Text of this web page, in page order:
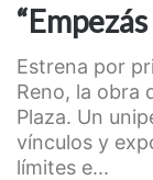
Estrena por
Reno, la obra
Plaza. Un
vínculos y
límites e...